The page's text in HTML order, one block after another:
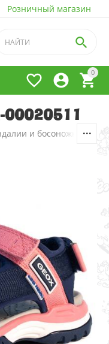
Розничный магазин
0




00020511
и босоножки /